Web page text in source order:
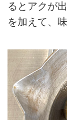
るとアクが
を加えて、